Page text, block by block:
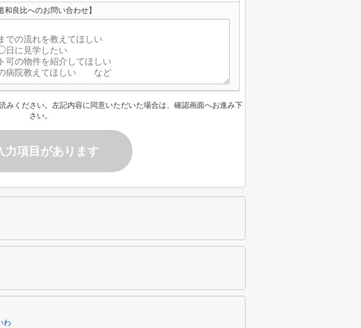
和良比へのお問い合わせ】
みください。左記内容に同意いただいた場合は、確認画面へお進み下
さい。
力項目があります
わ